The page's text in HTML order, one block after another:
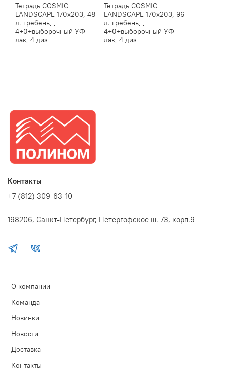
Тетрадь COSMIC
LANDSCAPE 170х203, 48
л. гребень, ,
4+0+выборочный УФ-
лак, 4 диз
Тетрадь COSMIC
LANDSCAPE 170х203, 96
л. гребень, ,
4+0+выборочный УФ-
лак, 4 диз
О компании
Команда
Новинки
Новости
Доставка
Контакты
Контакты
+7 (812) 309-63-10
198206, Санкт-Петербург, Петергофское ш. 73, корп.9